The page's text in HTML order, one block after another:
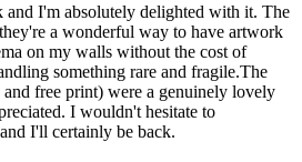
I'm absolutely delighted with it. The
a wonderful way to have artwork
on my walls without the cost of
something rare and fragile.The
and free print) were a genuinely lovely
I wouldn't hesitate to
I'll certainly be back.